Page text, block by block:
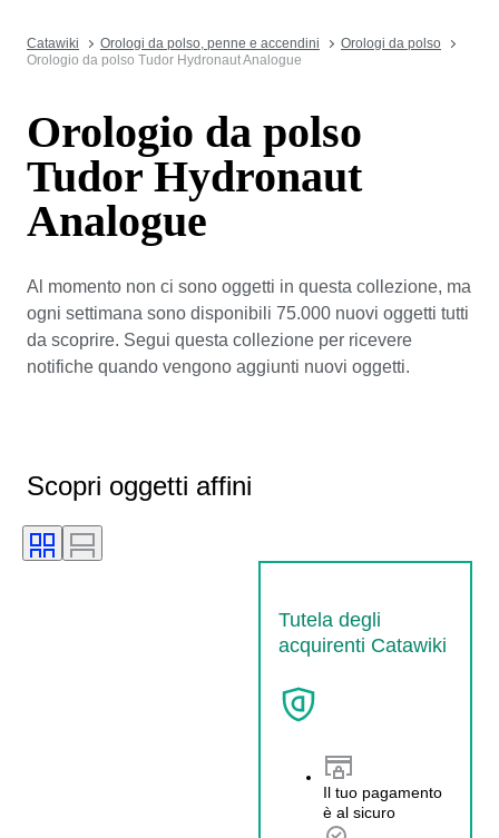
Catawiki Orologi da polso, penne e accendini
Orologi da polso
Orologio da polso Tudor Hydronaut Analogue
Orologio da polso
Tudor Hydronaut
Analogue
Al momento non ci sono oggetti in questa collezione, ma
ogni settimana sono disponibili 75.000 nuovi oggetti tutti
da scoprire. Segui questa collezione per ricevere
notifiche quando vengono aggiunti nuovi oggetti.
Scopri oggetti affini
Tutela degli
acquirenti Catawiki
Il tuo pagamento
è al sicuro